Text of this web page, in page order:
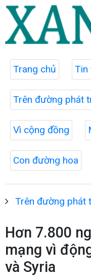
Trang chủ Tin
Trên đường phát
Vì cộng đồng
Con đường hoa
Trên đường phát
Hơn 7.800
mạng vì
và Syria